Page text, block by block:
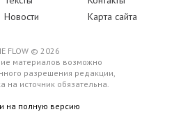
Новости Карта сайта
FLOW © 2026
материалов возможно
разрешения редакции,
на источник обязательна.
на полную версию